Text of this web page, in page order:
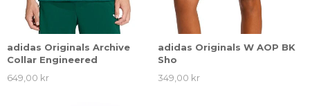
adidas Originals Archive
Collar Engineered
649,00 kr
adidas Originals W AOP BK
Sho
349,00 kr